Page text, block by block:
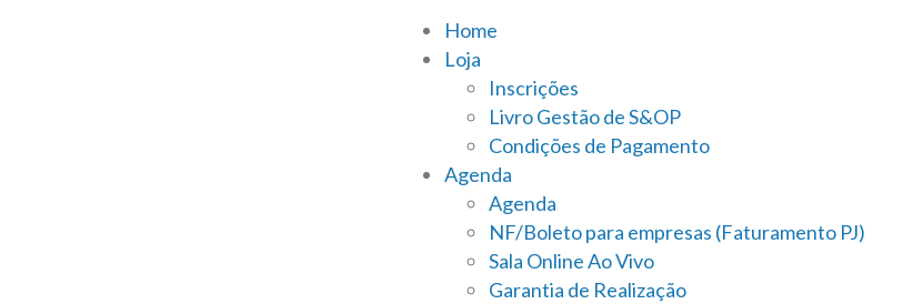
Home
Loja
Inscrições
Livro Gestão de S&OP
Condições de Pagamento
Agenda
Agenda
NF/Boleto para empresas (Faturamento PJ)
Sala Online Ao Vivo
Garantia de Realização